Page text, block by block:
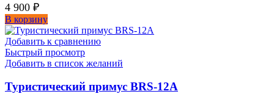
4 900 ₽
В корзину
Добавить к сравнению
Быстрый просмотр
Добавить в список желаний
Туристический примус BRS-12A